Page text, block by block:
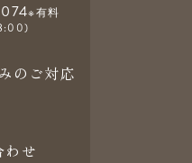
※有料
のご対応
わせ